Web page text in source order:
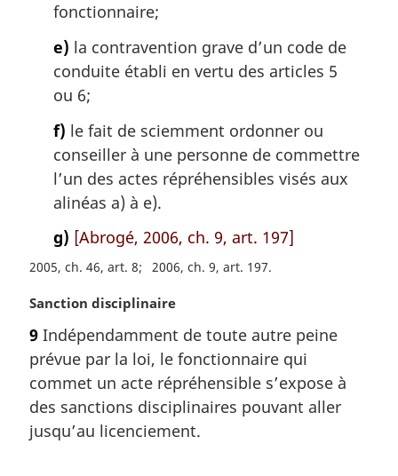
fonctionnaire;
e) la contravention grave d’un code de
conduite établi en vertu des articles 5
ou 6;
f) le fait de sciemment ordonner ou
conseiller à une personne de commettre
l’un des actes répréhensibles visés aux
alinéas a) à e).
g) [Abrogé, 2006, ch. 9, art. 197]
2005, ch. 46, art. 8 2006, ch. 9, art. 197
N
t
e
m
a
g
Sanction disciplinaire
9 Indépendamment de toute autre peine
prévue par la loi, le fonctionnaire qui
commet un acte répréhensible s’expose à
des sanctions disciplinaires pouvant aller
jusqu’au licenciement.